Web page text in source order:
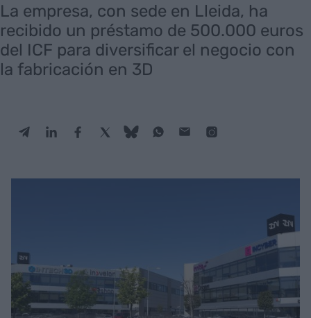
La empresa, con sede en Lleida, ha
recibido un préstamo de 500.000 euros
del ICF para diversificar el negocio con
la fabricación en 3D